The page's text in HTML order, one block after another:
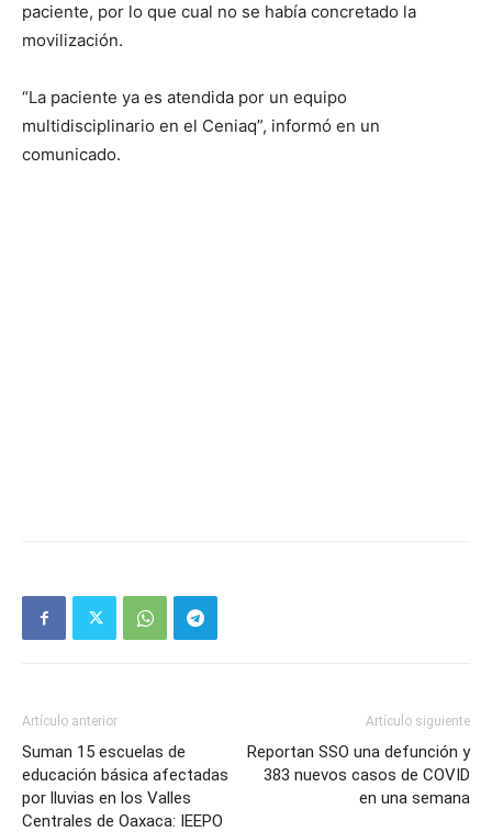
paciente, por lo que cual no se había concretado la
movilización.
“La paciente ya es atendida por un equipo
multidisciplinario en el Ceniaq”, informó en un
comunicado.
Artículo anterior
Suman 15 escuelas de
educación básica afectadas
por lluvias en los Valles
Centrales de Oaxaca: IEEPO
Artículo siguiente
Reportan SSO una defunción y
383 nuevos casos de COVID
en una semana